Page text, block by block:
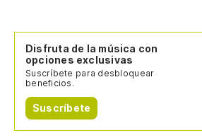
Disfruta de la música con
opciones exclusivas
Suscríbete para desbloquear
beneficios.
Suscríbete